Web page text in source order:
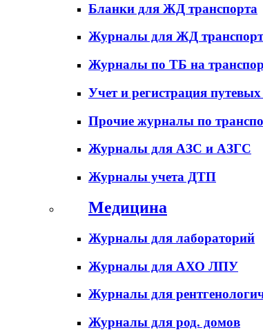
Бланки для ЖД транспорта
Журналы для ЖД
Журналы по ТБ на
Учет и регистрация
Прочие журналы по
Журналы для АЗС и АЗГС
Журналы учета ДТП
Медицина
Журналы для лабораторий
Журналы для АХО ЛПУ
Журналы для
Журналы для род. домов